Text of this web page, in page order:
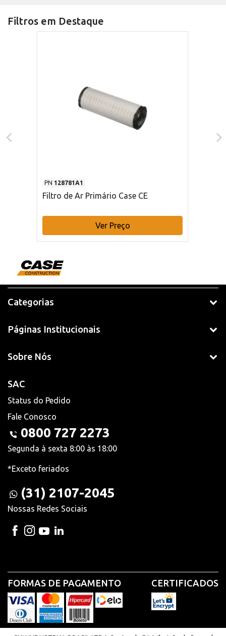
Filtros em Destaque
PN 128781A1
Filtro de Ar Primário Case CE
Ver Preço
Categorias
Páginas Institucionais
Sobre Nós
SAC
Status do Pedido
Fale Conosco
0800 727 2273
Segunda à sexta 8:00 às 18:00
*Exceto feriados
(31) 2107-2045
Nossas Redes Sociais
FORMAS DE PAGAMENTO CERTIFICADOS